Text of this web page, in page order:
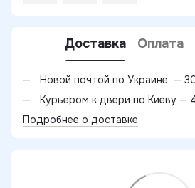
Доставка Оплата
Новой почтой по Украине —
Курьером к двери по Киеву —
Подробнее о доставке